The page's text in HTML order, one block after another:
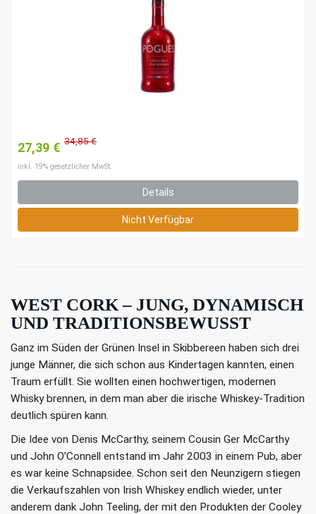
27,39 € 34,85 €
inkl. 19% gesetzlicher MwSt.
Details
Nicht Verfügbar
WEST CORK – JUNG, DYNAMISCH
UND TRADITIONSBEWUSST
Ganz im Süden der Grünen Insel in Skibbereen haben sich drei
junge Männer, die sich schon aus Kindertagen kannten, einen
Traum erfüllt. Sie wollten einen hochwertigen, modernen
Whisky brennen, in dem man aber die irische Whiskey-Tradition
deutlich spüren kann.
Die Idee von Denis McCarthy, seinem Cousin Ger McCarthy
und John O’Connell entstand im Jahr 2003 in einem Pub, aber
es war keine Schnapsidee. Schon seit den Neunzigern stiegen
die Verkaufszahlen von Irish Whiskey endlich wieder, unter
anderem dank John Teeling, der mit den Produkten der Cooley